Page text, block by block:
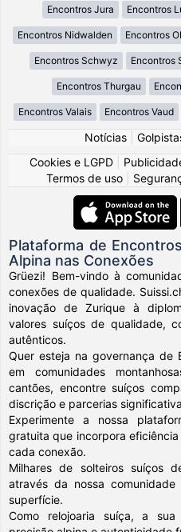
Encontros Jura Encontros
Encontros Nidwalden Encontros
Encontros Schwyz Encontros
Encontros Thurgau
Encontros Valais Encontros Vaud
Notícias
Cookies e LGPD
Termos de uso
Plataforma de
Alpina nas Conexões
Grüezi! Bem-vindo à
conexões de qualidade.
inovação de Zurique à
valores suíços de qualidade,
autênticos.
Quer esteja na governança de
em comunidades
cantões, encontre suíços
discrição e parcerias
Experimente a nossa
gratuita que incorpora
cada conexão.
Milhares de solteiros suíços
através da nossa
superfície.
Como relojoaria suíça, a